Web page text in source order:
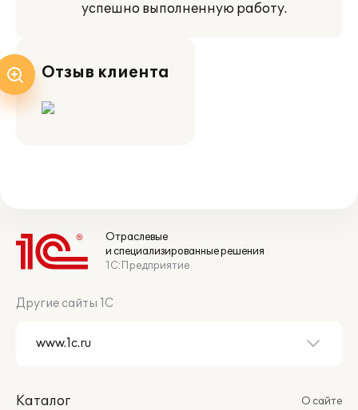
успешно выполненную работу.
Отзыв клиента
Отраслевые
и специализированные решения
1С:Предприятие
Другие сайты 1С
Каталог
О сайте